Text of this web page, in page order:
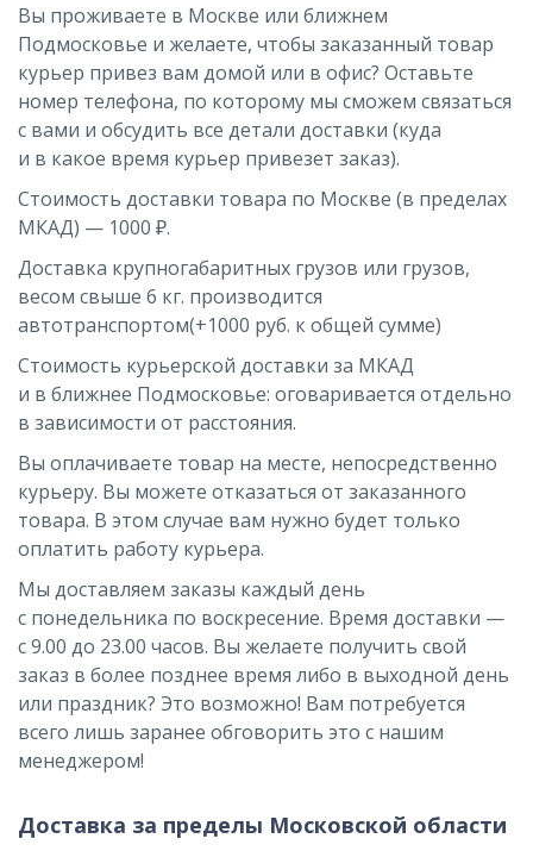
Вы проживаете в Москве или ближнем
Подмосковье и желаете, чтобы заказанный товар
курьер привез вам домой или в офис? Оставьте
номер телефона, по которому мы сможем связаться
с вами и обсудить все детали доставки (куда
и в какое время курьер привезет заказ).
Стоимость доставки товара по Москве (в пределах
МКАД) — 1000 ₽.
Доставка крупногабаритных грузов или грузов,
весом свыше 6 кг. производится
автотранспортом(+1000 руб. к общей сумме)
Стоимость курьерской доставки за МКАД
и в ближнее Подмосковье: оговаривается отдельно
в зависимости от расстояния.
Вы оплачиваете товар на месте, непосредственно
курьеру. Вы можете отказаться от заказанного
товара. В этом случае вам нужно будет только
оплатить работу курьера.
Мы доставляем заказы каждый день
с понедельника по воскресение. Время доставки —
с 9.00 до 23.00 часов. Вы желаете получить свой
заказ в более позднее время либо в выходной день
или праздник? Это возможно! Вам потребуется
всего лишь заранее обговорить это с нашим
менеджером!
Доставка за пределы Московской области